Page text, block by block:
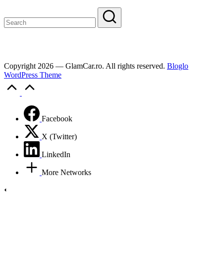
Copyright 2026 — GlamCar.ro. All rights reserved. Bloglo
WordPress Theme
Facebook
X (Twitter)
LinkedIn
More Networks